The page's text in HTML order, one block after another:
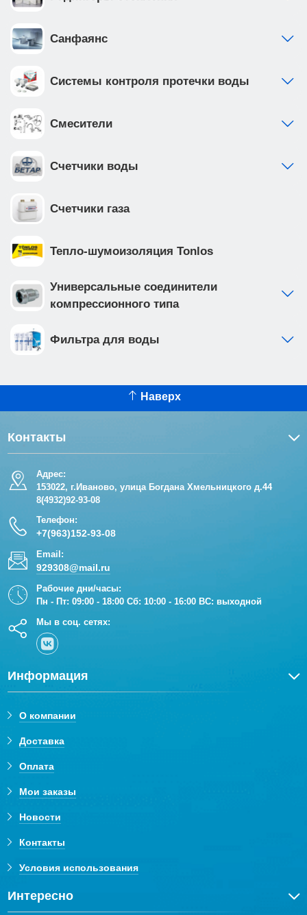
Санфаянс
Системы контроля протечки воды
Смесители
Счетчики воды
Счетчики газа
Тепло-шумоизоляция Tonlos
Универсальные соединители
компрессионного типа
Фильтра для воды
Наверх
Контакты
Адрес:
153022, г.Иваново, улица Богдана Хмельницкого д.44
8(4932)92-93-08
Телефон:
+7(963)152-93-08
Email:
929308@mail.ru
Рабочие дни/часы:
Пн - Пт: 09:00 - 18:00 Сб: 10:00 - 16:00 ВС: выходной
Мы в соц. сетях:
Информация
О компании
Доставка
Оплата
Мои заказы
Новости
Контакты
Условия использования
Интересно